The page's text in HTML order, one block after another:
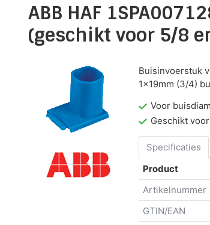
ABB HAF
(geschikt voor 5/8
Buisinvoerstuk
1x19mm (3/4)
Voor
Geschikt
Specificaties
Product
Artikelnummer
GTIN/EAN